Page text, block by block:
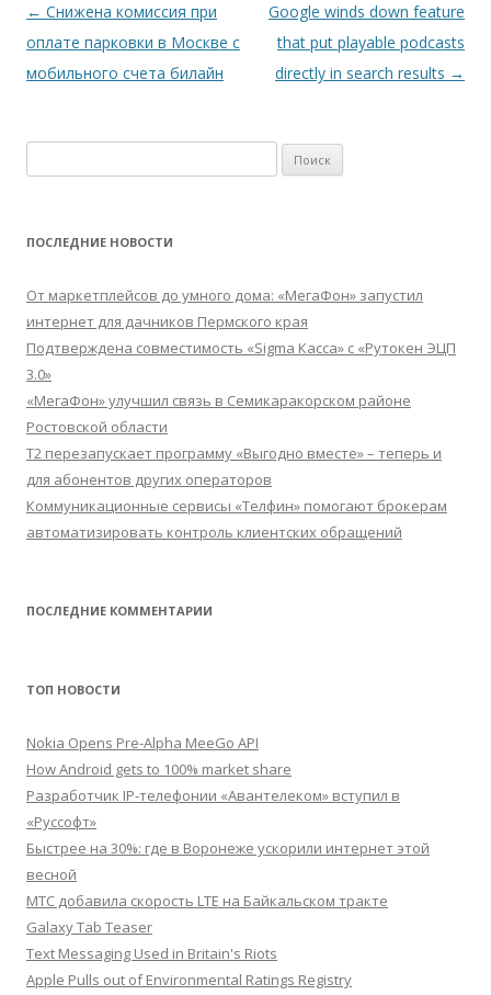
Навигация
по
записям
← Снижена комиссия при
оплате парковки в Москве с
мобильного счета билайн
Google winds down feature
that put playable podcasts
directly in search results →
ПОСЛЕДНИЕ НОВОСТИ
От маркетплейсов до умного дома: «МегаФон» запустил
интернет для дачников Пермского края
Подтверждена совместимость «Sigma Касса» с «Рутокен ЭЦП
3.0»
«МегаФон» улучшил связь в Семикаракорском районе
Ростовской области
Т2 перезапускает программу «Выгодно вместе» – теперь и
для абонентов других операторов
Коммуникационные сервисы «Телфин» помогают брокерам
автоматизировать контроль клиентских обращений
ПОСЛЕДНИЕ КОММЕНТАРИИ
ТОП НОВОСТИ
Nokia Opens Pre-Alpha MeeGo API
How Android gets to 100% market share
Разработчик IP-телефонии «Авантелеком» вступил в
«Руссофт»
Быстрее на 30%: где в Воронеже ускорили интернет этой
весной
МТС добавила скорость LTE на Байкальском тракте
Galaxy Tab Teaser
Text Messaging Used in Britain's Riots
Apple Pulls out of Environmental Ratings Registry